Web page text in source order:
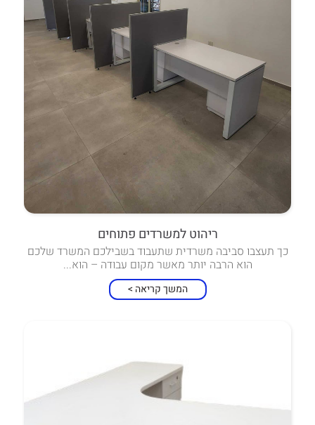
ריהוט למשרדים פתוחים
כך תעצבו סביבה משרדית שתעבוד בשבילכם המשרד שלכם
הוא הרבה יותר מאשר מקום עבודה – הוא...
המשך קריאה >